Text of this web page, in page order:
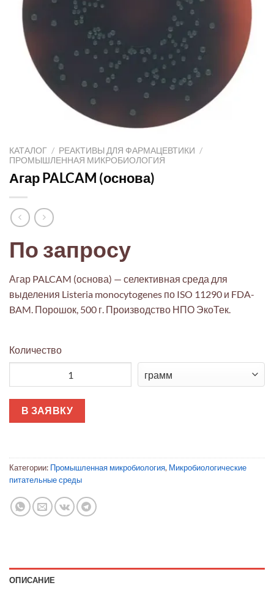
КАТАЛОГ / РЕАКТИВЫ ДЛЯ ФАРМАЦЕВТИКИ /
ПРОМЫШЛЕННАЯ МИКРОБИОЛОГИЯ
Агар PALCAM (основа)
По запросу
Агар PALCAM (основа) — селективная среда для
выделения Listeria monocytogenes по ISO 11290 и FDA-
BAM. Порошок, 500 г. Производство НПО ЭкоТек.
Количество
В ЗАЯВКУ
Категории: Промышленная микробиология, Микробиологические
питательные среды
ОПИСАНИЕ